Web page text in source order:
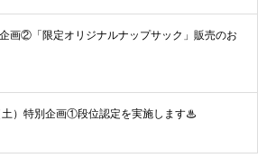
画②「限定オリジナルナップサック」販売のお
土）特別企画①段位認定を実施します♨